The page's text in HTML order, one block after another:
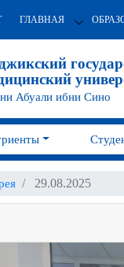
ГЛАВНАЯ
Абуали ибни Сино
29.08.2025